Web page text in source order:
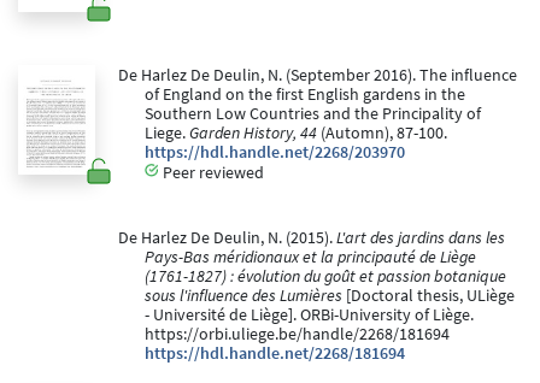
De Harlez De Deulin, N. (September 2016). The influence
of England on the first English gardens in the
Southern Low Countries and the Principality of
Liege.Garden History, 44 (Automn), 87-100.
https://hdl.handle.net/2268/203970
Peer reviewed
De Harlez De Deulin, N. (2015).L'art des jardins dans les
Pays-Bas méridionaux et la principauté de Liège
(1761-1827) : évolution du goût et passion botanique
sous l'influence des Lumières [Doctoral thesis, ULiège
- Université de Liège]. ORBi-University of Liège.
https://orbi.uliege.be/handle/2268/181694
https://hdl.handle.net/2268/181694